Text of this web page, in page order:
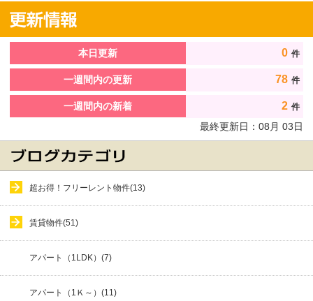
本日更新 0 件
一週間内の更新 78 件
一週間内の新着 2 件
最終更新日： 08 月 03日
超お得！フリーレント物件(13)
賃貸物件(51)
アパート（1LDK）(7)
アパート（1Ｋ～）(11)